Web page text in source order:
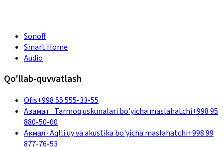
Sonoff
Smart Home
Audio
Qo'llab-quvvatlash
Ofis+998 55 555-33-55
Азамат· Tarmoq uskunalari bo'yicha maslahatchi+998 95
880-50-00
Акмал·Aqlli uy va akustika bo'yicha maslahatchi+998 99
877-76-53